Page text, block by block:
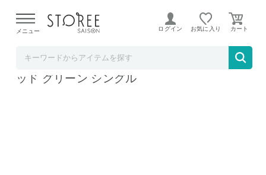
よる配送遅延が発生しております。
メニュー ログイン お気に入り
nishikawa【西川】hauu ひんやり冷感敷きパ
ッド グリーン シングル